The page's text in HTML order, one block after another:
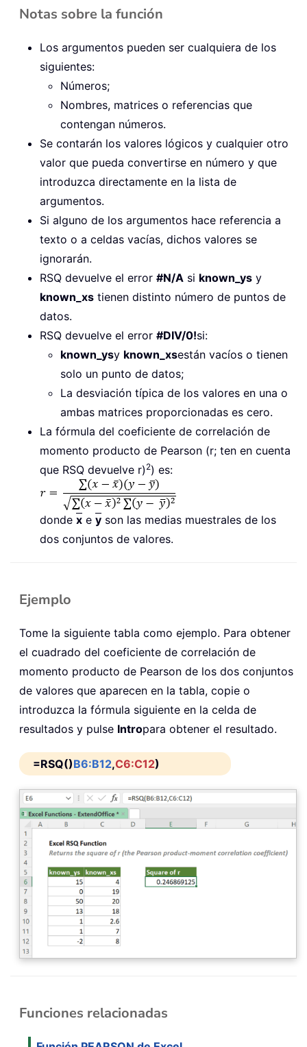
Notas sobre la función
Los argumentos pueden ser cualquiera de los
siguientes:
Números;
Nombres, matrices o referencias que
contengan números.
Se contarán los valores lógicos y cualquier otro
valor que pueda convertirse en número y que
introduzca directamente en la lista de
argumentos.
Si alguno de los argumentos hace referencia a
texto o a celdas vacías, dichos valores se
ignorarán.
RSQ devuelve el error #N/A si known_ys y
known_xs tienen distinto número de puntos de
datos.
RSQ devuelve el error #DIV/0!si:
known_ysy known_xsestán vacíos o tienen
solo un punto de datos;
La desviación típica de los valores en una o
ambas matrices proporcionadas es cero.
La fórmula del coeficiente de correlación de
momento producto de Pearson (r; ten en cuenta
que RSQ devuelve r) 2) es:
donde x e y son las medias muestrales de los
dos conjuntos de valores.
Ejemplo
Tome la siguiente tabla como ejemplo. Para obtener
el cuadrado del coeficiente de correlación de
momento producto de Pearson de los dos conjuntos
de valores que aparecen en la tabla, copie o
introduzca la fórmula siguiente en la celda de
resultados y pulse Intropara obtener el resultado.
=RSQ()B6:B12,C6:C12)
Funciones relacionadas